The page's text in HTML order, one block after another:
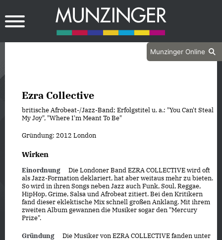
Munzinger Online
Ezra Collective
britische Afrobeat-/Jazz-Band; Erfolgstitel u. a.: "You Can't Steal
My Joy", "Where I'm Meant To Be"
Gründung: 2012 London
Wirken
Einordnung
Die Londoner Band EZRA COLLECTIVE wird oft
als Jazz-Formation deklariert, hat aber weitaus mehr zu bieten.
So wird in ihren Songs neben Jazz auch Funk, Soul, Reggae,
HipHop, Grime, Salsa und Afrobeat zitiert. Bei den Kritikern
fand dieser eklektische Mix schnell großen Anklang. Mit ihrem
zweiten Album gewannen die Musiker sogar den "Mercury
Prize".
Gründung
Die Musiker von EZRA COLLECTIVE fanden unter